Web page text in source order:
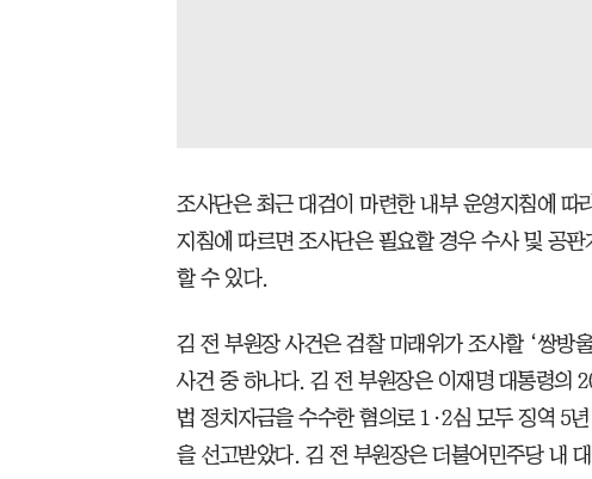
조사단은 최근 대검이 마련한 내부 운영지침에 따
지침에 따르면 조사단은 필요할 경우 수사 및 공
할 수 있다.
김 전 부원장 사건은 검찰 미래위가 조사할 ‘쌍방
사건 중 하나다. 김 전 부원장은 이재명 대통령의
법 정치자금을 수수한 혐의로 1·2심 모두 징역 5
을 선고받았다. 김 전 부원장은 더불어민주당 내